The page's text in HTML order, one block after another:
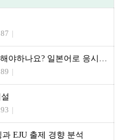
|
|
|
EJU 출제 경향 분석